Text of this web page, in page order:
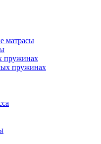
матрасы
пружинах
пружинах